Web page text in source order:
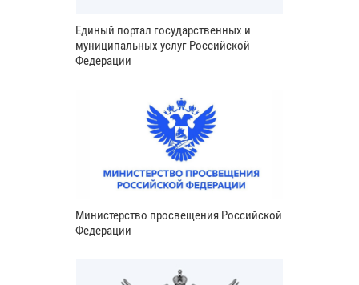
Единый портал государственных и
муниципальных услуг Российской
Федерации
Министерство просвещения Российской
Федерации